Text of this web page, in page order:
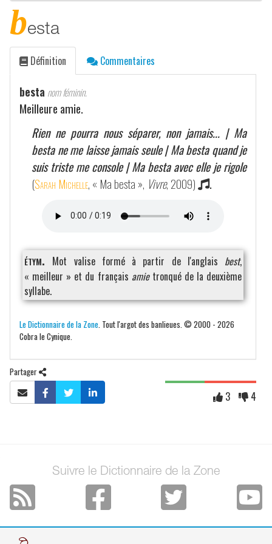
besta
Définition Commentaires
besta nom féminin.
Meilleure amie.
Rien ne pourra nous séparer, non jamais... | Ma
besta ne me laisse jamais seule | Ma besta quand je
suis triste me console | Ma besta avec elle je rigole
(Sarah Michelle, « Ma besta », Vivre, 2009) .
étym. Mot valise formé à partir de l'anglais best,
« meilleur » et du français amietronqué de la deuxième
syllabe.
Le Dictionnaire de la Zone . Tout l'argot des banlieues. © 2000 - 2026
Cobra le Cynique.
Partager
3 4
Suivre le Dictionnaire de la Zone